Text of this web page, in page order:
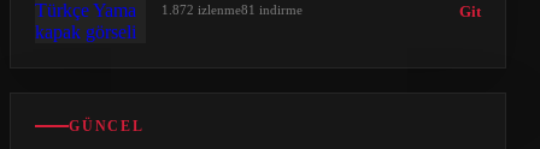
1.872 izlenme81 indirme Git
GÜNCEL